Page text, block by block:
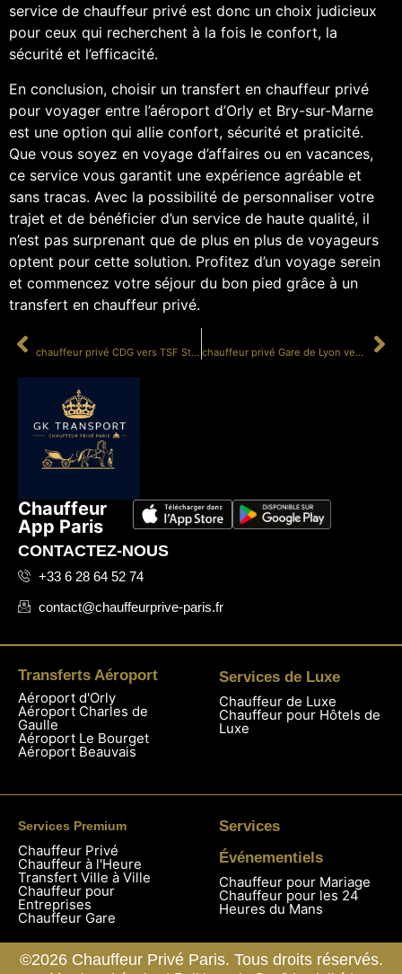
service de chauffeur privé est donc un choix judicieux
pour ceux qui recherchent à la fois le confort, la
sécurité et l’efficacité.
En conclusion, choisir un transfert en chauffeur privé
pour voyager entre l’aéroport d’Orly et Bry-sur-Marne
est une option qui allie confort, sécurité et praticité.
Que vous soyez en voyage d’affaires ou en vacances,
ce service vous garantit une expérience agréable et
sans tracas. Avec la possibilité de personnaliser votre
trajet et de bénéficier d’un service de haute qualité, il
n’est pas surprenant que de plus en plus de voyageurs
optent pour cette solution. Profitez d’un voyage serein
et commencez votre séjour du bon pied grâce à un
transfert en chauffeur privé.
chauffeur privé CDG vers TSF Studios chauffeur privé Gare de Lyon vers Cité du Cinéma
Chauffeur
App Paris
CONTACTEZ-NOUS
+33 6 28 64 52 74
contact@chauffeurprive-paris.fr
Transferts Aéroport
Aéroport d'Orly
Aéroport Charles de
Gaulle
Aéroport Le Bourget
Aéroport Beauvais
Services de Luxe
Chauffeur de Luxe
Chauffeur pour Hôtels de
Luxe
Services Premium
Chauffeur Privé
Chauffeur à l'Heure
Transfert Ville à Ville
Chauffeur pour
Entreprises
Chauffeur Gare
Services
Événementiels
Chauffeur pour Mariage
Chauffeur pour les 24
Heures du Mans
©2026 Chauffeur Privé Paris. Tous droits réservés.